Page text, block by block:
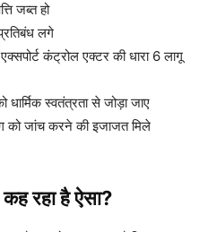
जब्त हो
लगे
कंट्रोल एक्टर की धारा 6 लागू
धार्मिक स्वतंत्रता से जोड़ा जाए
को जांच करने की इजाजत मिले
रहा है ऐसा?